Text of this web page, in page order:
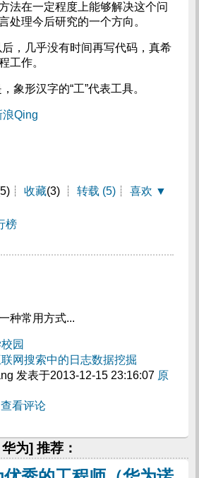
法在一定程度上能够解决这个问
处理今后研究的一个方向。
，几乎没有时间再写代码，真希
工作。
象形汉字的“工”代表工具。
Qing
收藏(3) ┊ 转载 (5)┊ 喜欢 ▼
榜
种常用方式...
园
网搜索中的日志数据挖掘
发表于2013-12-15 23:16:07 原
查看评论
为] 推荐：